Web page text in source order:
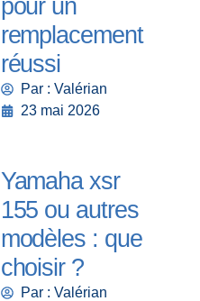
pour un
remplacement
réussi
Par : Valérian
23 mai 2026
Yamaha xsr
155 ou autres
modèles : que
choisir ?
Par : Valérian